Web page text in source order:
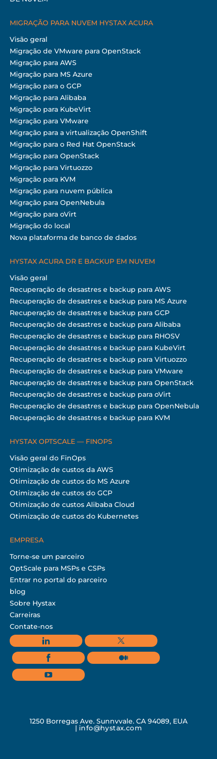
MIGRAÇÃO PARA NUVEM HYSTAX ACURA
Visão geral
Migração de VMware para OpenStack
Migração para AWS
Migração para MS Azure
Migração para o GCP
Migração para Alibaba
Migração para KubeVirt
Migração para VMware
Migração para a virtualização OpenShift
Migração para o Red Hat OpenStack
Migração para OpenStack
Migração para Virtuozzo
Migração para KVM
Migração para nuvem pública
Migração para OpenNebula
Migração para oVirt
Migração do local
Nova plataforma de banco de dados
HYSTAX ACURA DR E BACKUP EM NUVEM
Visão geral
Recuperação de desastres e backup para AWS
Recuperação de desastres e backup para MS Azure
Recuperação de desastres e backup para GCP
Recuperação de desastres e backup para Alibaba
Recuperação de desastres e backup para RHOSV
Recuperação de desastres e backup para KubeVirt
Recuperação de desastres e backup para Virtuozzo
Recuperação de desastres e backup para VMware
Recuperação de desastres e backup para OpenStack
Recuperação de desastres e backup para oVirt
Recuperação de desastres e backup para OpenNebula
Recuperação de desastres e backup para KVM
HYSTAX OPTSCALE — FINOPS
Visão geral do FinOps
Otimização de custos da AWS
Otimização de custos do MS Azure
Otimização de custos do GCP
Otimização de custos Alibaba Cloud
Otimização de custos do Kubernetes
EMPRESA
Torne-se um parceiro
OptScale para MSPs e CSPs
Entrar no portal do parceiro
blog
Sobre Hystax
Carreiras
Contate-nos
1250 Borregas Ave, Sunnyvale, CA 94089, EUA
| info@hystax.com